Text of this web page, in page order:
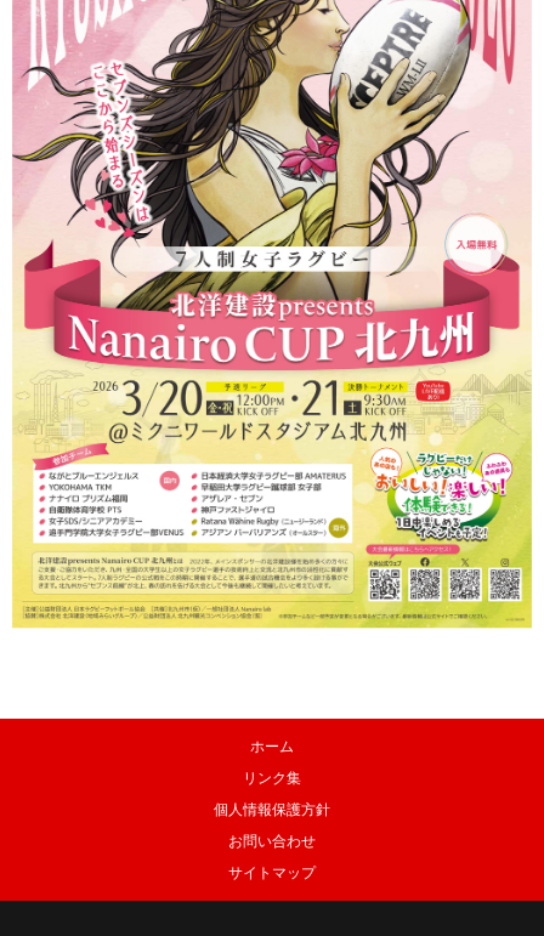
ホーム
リンク集
個人情報保護方針
お問い合わせ
サイトマップ